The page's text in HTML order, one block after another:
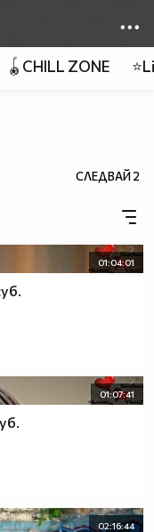
🪀CHILL ZONE
СЛЕДВАЙ2
01:04:01
01:07:41
02:16:44